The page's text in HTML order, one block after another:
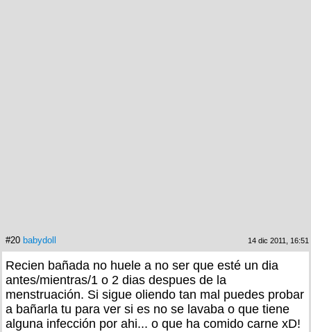
#20 babydoll 14 dic 2011, 16:51
Recien bañada no huele a no ser que esté un dia
antes/mientras/1 o 2 dias despues de la
menstruación. Si sigue oliendo tan mal puedes probar
a bañarla tu para ver si es no se lavaba o que tiene
alguna infección por ahi... o que ha comido carne xD!